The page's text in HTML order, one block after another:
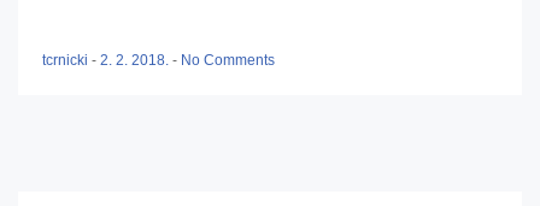
tcrnicki - 2. 2. 2018. - No Comments